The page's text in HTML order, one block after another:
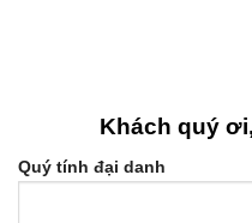
Khách quý
Quý tính đại danh